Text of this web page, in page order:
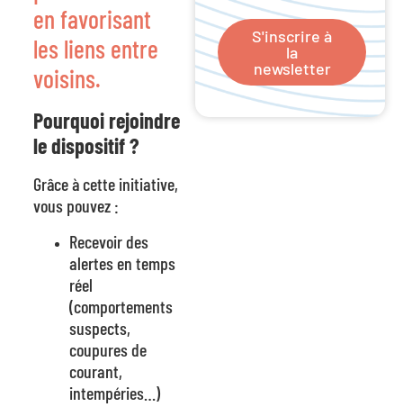
en favorisant
les liens entre
voisins.
Pourquoi rejoindre
le dispositif ?
Grâce à cette initiative,
vous pouvez :
Recevoir des
alertes en temps
réel
(comportements
suspects,
coupures de
courant,
intempéries…)
S'inscrire à
la
newsletter